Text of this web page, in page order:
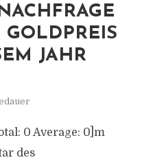
JAHR
0 Average: 0]m
des